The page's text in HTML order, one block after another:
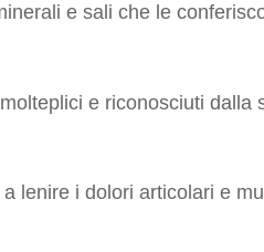
e sali che le
e riconosciuti
a lenire i dolori articolari e